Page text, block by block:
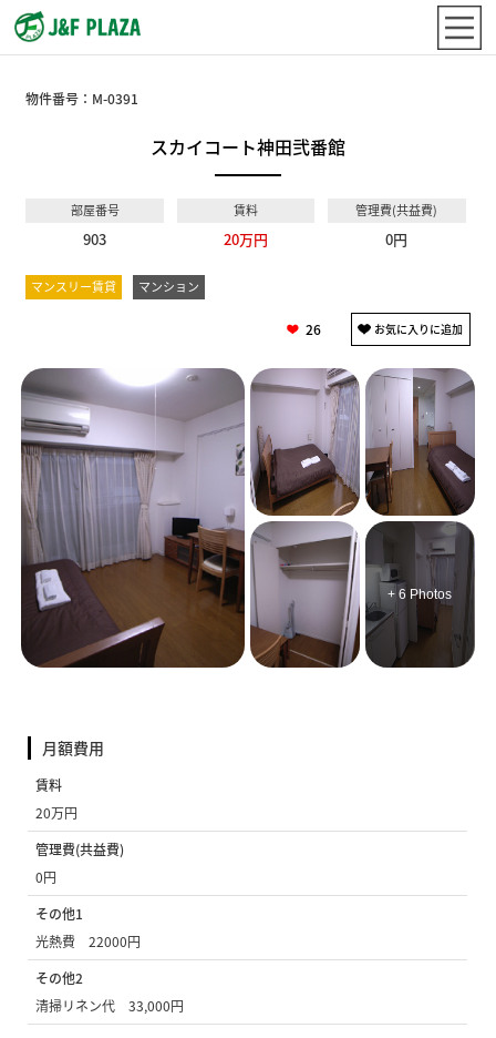
物件番号： M-0391
スカイコート神田弐番館
部屋番号
903
賃料
20万円
管理費(共益費)
0円
マンスリー賃貸 マンション
26
+ 6 Photos
月額費用
賃料
20万円
管理費(共益費)
0円
その他1
光熱費 22000円
その他2
清掃リネン代 33,000円